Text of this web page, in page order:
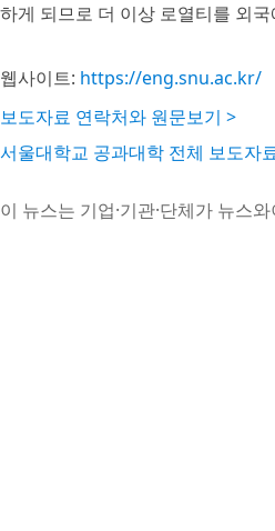
하게 되므로 더 이상 로열티를 외
웹사이트: https://eng.snu.ac.kr/
보도자료 연락처와 원문보기 >
서울대학교 공과대학 전체 보도자
이 뉴스는 기업·기관·단체가 뉴스